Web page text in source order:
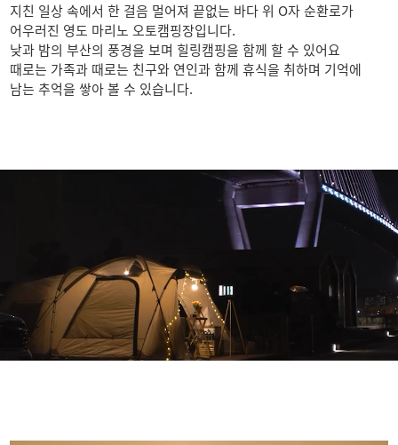
지친 일상 속에서 한 걸음 멀어져 끝없는 바다 위 O자 순환로가
어우러진 영도 마리노 오토캠핑장입니다.
낮과 밤의 부산의 풍경을 보며 힐링캠핑을 함께 할 수 있어요
때로는 가족과 때로는 친구와 연인과 함께 휴식을 취하며 기억에
남는 추억을 쌓아 볼 수 있습니다.